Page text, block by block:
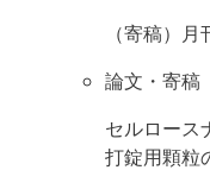
（寄稿）
論文・寄稿
セルロース
打錠用顆粒